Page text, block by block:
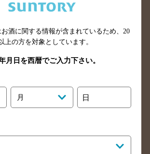
バー検索
和歌山県のバー検索
バー検索
鳥取県のバー検索
バー検索
愛媛県のバー検索
バー検索
バー検索
佐賀県のバー検索
バー検索
熊本県のバー検索
酒に関する情報が含まれているため、 20
上の方を対象としています。
月日を西暦でご入力下さい。
月 日